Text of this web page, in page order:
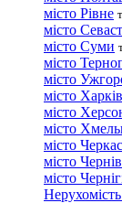
місто Рівне
місто
місто Суми
місто
місто
місто Харків
місто
місто
місто
місто
місто